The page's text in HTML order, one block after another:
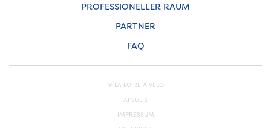
PROFESSIONELLER RAUM
PARTNER
FAQ
© LA LOIRE À VÉLO
APSULIS
IMPRESSUM